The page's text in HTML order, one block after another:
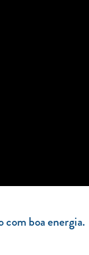
com boa energia.